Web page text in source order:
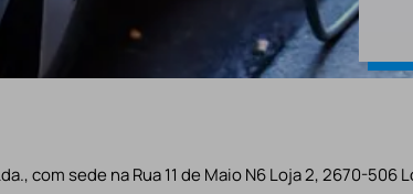
com sede na Rua 11 de Maio N6 Loja 2, 2670-506